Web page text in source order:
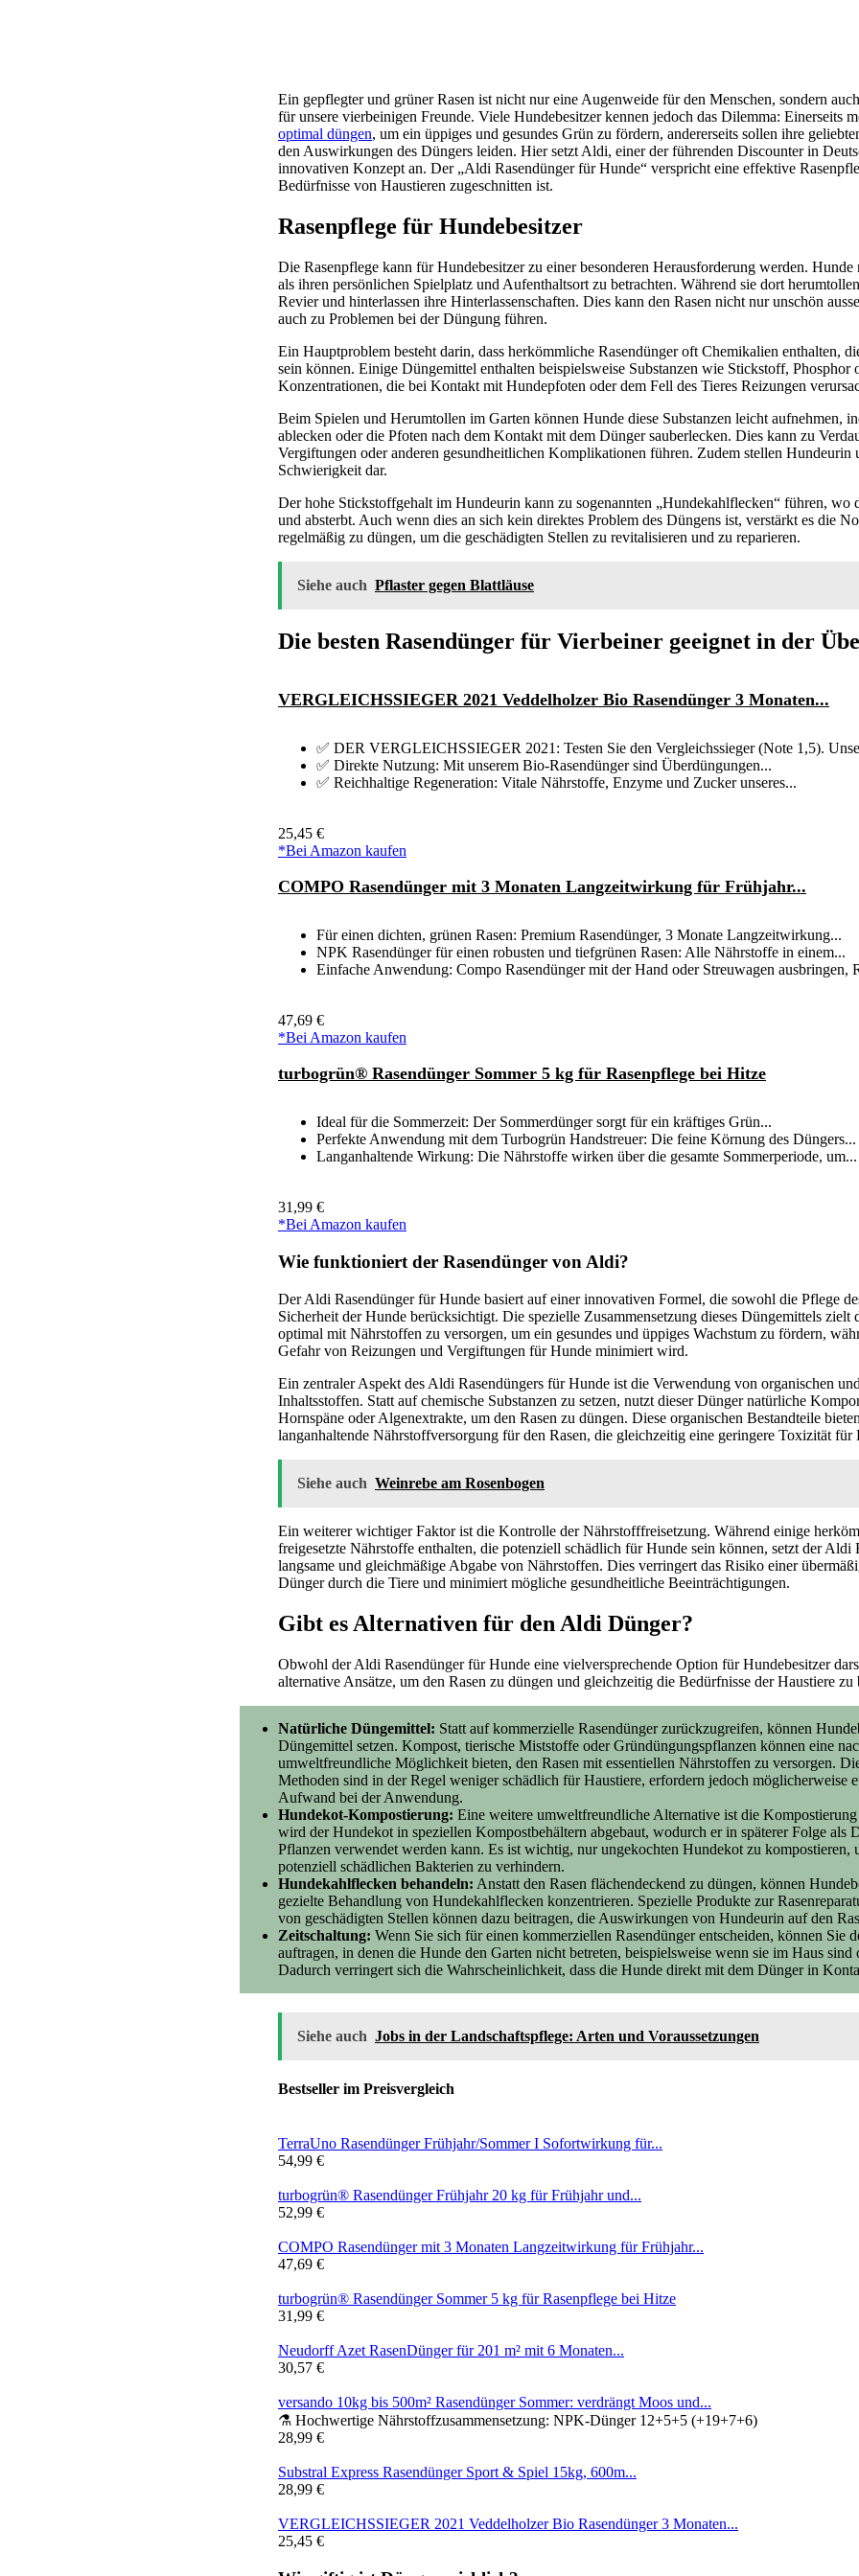
Ein gepflegter und grüner Rasen ist nicht nur eine Augenweide für den Menschen, sondern
für unsere vierbeinigen Freunde. Viele Hundebesitzer kennen jedoch das Dilemma: Einerseits
optimal düngen, um ein üppiges und gesundes Grün zu fördern, andererseits sollen ihre
den Auswirkungen des Düngers leiden. Hier setzt Aldi, einer der führenden Discounter in
innovativen Konzept an. Der „Aldi Rasendünger für Hunde“ verspricht eine effektive
Bedürfnisse von Haustieren zugeschnitten ist.
Rasenpflege für Hundebesitzer
Die Rasenpflege kann für Hundebesitzer zu einer besonderen Herausforderung werden. Hunde
als ihren persönlichen Spielplatz und Aufenthaltsort zu betrachten. Während sie dort
Revier und hinterlassen ihre Hinterlassenschaften. Dies kann den Rasen nicht nur unschön
auch zu Problemen bei der Düngung führen.
Ein Hauptproblem besteht darin, dass herkömmliche Rasendünger oft Chemikalien enthalten,
sein können. Einige Düngemittel enthalten beispielsweise Substanzen wie Stickstoff, Phosphor
Konzentrationen, die bei Kontakt mit Hundepfoten oder dem Fell des Tieres Reizungen
Beim Spielen und Herumtollen im Garten können Hunde diese Substanzen leicht aufnehmen,
ablecken oder die Pfoten nach dem Kontakt mit dem Dünger sauberlecken. Dies kann zu
Vergiftungen oder anderen gesundheitlichen Komplikationen führen. Zudem stellen Hundeurin
Schwierigkeit dar.
Der hohe Stickstoffgehalt im Hundeurin kann zu sogenannten „Hundekahlflecken“ führen, wo
und absterbt. Auch wenn dies an sich kein direktes Problem des Düngens ist, verstärkt es die
regelmäßig zu düngen, um die geschädigten Stellen zu revitalisieren und zu reparieren.
Siehe auch Pflaster gegen Blattläuse
Die besten Rasendünger für Vierbeiner geeignet in der
VERGLEICHSSIEGER 2021 Veddelholzer Bio Rasendünger 3 Monaten...
✅ DER VERGLEICHSSIEGER 2021: Testen Sie den Vergleichssieger (Note 1,5).
✅ Direkte Nutzung: Mit unserem Bio-Rasendünger sind Überdüngungen...
✅ Reichhaltige Regeneration: Vitale Nährstoffe, Enzyme und Zucker unseres...
25,45 €
*Bei Amazon kaufen
COMPO Rasendünger mit 3 Monaten Langzeitwirkung für Frühjahr...
Für einen dichten, grünen Rasen: Premium Rasendünger, 3 Monate Langzeitwirkung...
NPK Rasendünger für einen robusten und tiefgrünen Rasen: Alle Nährstoffe in einem...
Einfache Anwendung: Compo Rasendünger mit der Hand oder Streuwagen ausbringen,
47,69 €
*Bei Amazon kaufen
turbogrün® Rasendünger Sommer 5 kg für Rasenpflege bei Hitze
Ideal für die Sommerzeit: Der Sommerdünger sorgt für ein kräftiges Grün...
Perfekte Anwendung mit dem Turbogrün Handstreuer: Die feine Körnung des Düngers...
Langanhaltende Wirkung: Die Nährstoffe wirken über die gesamte Sommerperiode, um...
31,99 €
*Bei Amazon kaufen
Wie funktioniert der Rasendünger von Aldi?
Der Aldi Rasendünger für Hunde basiert auf einer innovativen Formel, die sowohl die Pflege
Sicherheit der Hunde berücksichtigt. Die spezielle Zusammensetzung dieses Düngemittels zielt
optimal mit Nährstoffen zu versorgen, um ein gesundes und üppiges Wachstum zu fördern,
Gefahr von Reizungen und Vergiftungen für Hunde minimiert wird.
Ein zentraler Aspekt des Aldi Rasendüngers für Hunde ist die Verwendung von organischen
Inhaltsstoffen. Statt auf chemische Substanzen zu setzen, nutzt dieser Dünger natürliche
Hornspäne oder Algenextrakte, um den Rasen zu düngen. Diese organischen Bestandteile
langanhaltende Nährstoffversorgung für den Rasen, die gleichzeitig eine geringere Toxizität für
Siehe auch Weinrebe am Rosenbogen
Ein weiterer wichtiger Faktor ist die Kontrolle der Nährstofffreisetzung. Während einige
freigesetzte Nährstoffe enthalten, die potenziell schädlich für Hunde sein können, setzt der Aldi
langsame und gleichmäßige Abgabe von Nährstoffen. Dies verringert das Risiko einer
Dünger durch die Tiere und minimiert mögliche gesundheitliche Beeinträchtigungen.
Gibt es Alternativen für den Aldi Dünger?
Obwohl der Aldi Rasendünger für Hunde eine vielversprechende Option für Hundebesitzer
alternative Ansätze, um den Rasen zu düngen und gleichzeitig die Bedürfnisse der Haustiere zu
Natürliche Düngemittel: Statt auf kommerzielle Rasendünger zurückzugreifen, können
Düngemittel setzen. Kompost, tierische Miststoffe oder Gründüngungspflanzen können eine
umweltfreundliche Möglichkeit bieten, den Rasen mit essentiellen Nährstoffen zu versorgen.
Methoden sind in der Regel weniger schädlich für Haustiere, erfordern jedoch möglicherweise
Aufwand bei der Anwendung.
Hundekot-Kompostierung: Eine weitere umweltfreundliche Alternative ist die
wird der Hundekot in speziellen Kompostbehältern abgebaut, wodurch er in späterer Folge als
Pflanzen verwendet werden kann. Es ist wichtig, nur ungekochten Hundekot zu kompostieren,
potenziell schädlichen Bakterien zu verhindern.
Hundekahlflecken behandeln: Anstatt den Rasen flächendeckend zu düngen, können
gezielte Behandlung von Hundekahlflecken konzentrieren. Spezielle Produkte zur
von geschädigten Stellen können dazu beitragen, die Auswirkungen von Hundeurin auf den
Zeitschaltung: Wenn Sie sich für einen kommerziellen Rasendünger entscheiden, können Sie
auftragen, in denen die Hunde den Garten nicht betreten, beispielsweise wenn sie im Haus sind
Dadurch verringert sich die Wahrscheinlichkeit, dass die Hunde direkt mit dem Dünger in
Siehe auch Jobs in der Landschaftspflege: Arten und Voraussetzungen
Bestseller im Preisvergleich
TerraUno Rasendünger Frühjahr/Sommer I Sofortwirkung für...
54,99 €
turbogrün® Rasendünger Frühjahr 20 kg für Frühjahr und...
52,99 €
COMPO Rasendünger mit 3 Monaten Langzeitwirkung für Frühjahr...
47,69 €
turbogrün® Rasendünger Sommer 5 kg für Rasenpflege bei Hitze
31,99 €
Neudorff Azet RasenDünger für 201 m² mit 6 Monaten...
30,57 €
versando 10kg bis 500m² Rasendünger Sommer: verdrängt Moos und...
⚗️ Hochwertige Nährstoffzusammensetzung: NPK-Dünger 12+5+5 (+19+7+6)
28,99 €
Substral Express Rasendünger Sport & Spiel 15kg, 600m...
28,99 €
VERGLEICHSSIEGER 2021 Veddelholzer Bio Rasendünger 3 Monaten...
25,45 €